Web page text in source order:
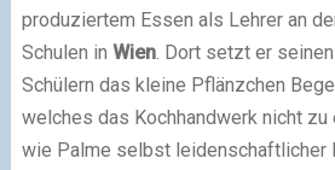
produziertem Essen als Lehrer an
Schulen in Wien. Dort setzt er
Schülern das kleine Pflänzchen
welches das Kochhandwerk nicht zu
wie Palme selbst leidenschaftlicher